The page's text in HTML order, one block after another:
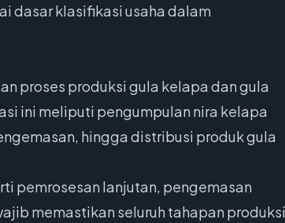
dasar klasifikasi usaha dalam
proses produksi gula kelapa dan gula
ini meliputi pengumpulan nira kelapa
hingga distribusi produk gula
pemrosesan lanjutan, pengemasan
memastikan seluruh tahapan produksi